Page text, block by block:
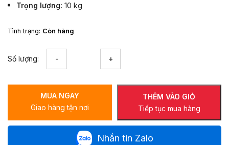
Trọng lượng 10 kg
Tình trạng: Còn hàng
Số lượng:
nghệ
thuật
hoa
HIWIN
LP-
THÊM VÀO GIỎ
Tiếp tục mua hàng
MUA NGAY
Giao hàng tận nơi
Nhắn tin Zalo